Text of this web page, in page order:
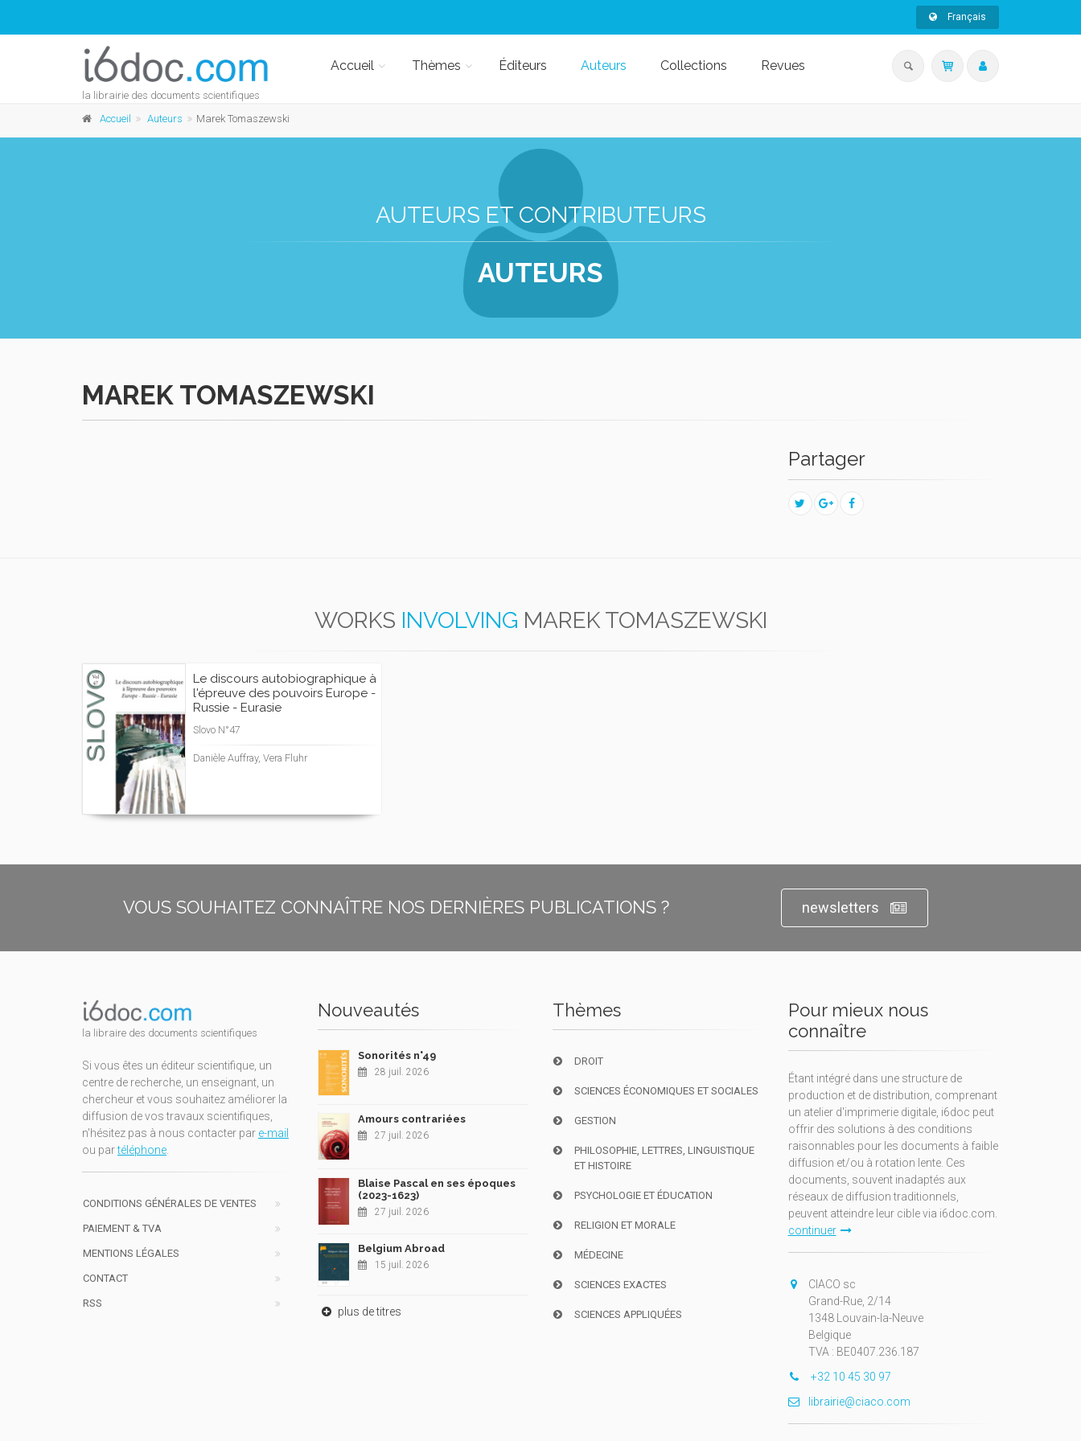
Français
la librairie des documents scientifiques
Accueil Thèmes Éditeurs Auteurs Collections Revues
Accueil Auteurs Marek Tomaszewski
AUTEURS ET CONTRIBUTEURS
AUTEURS
MAREK TOMASZEWSKI
Partager
WORKS INVOLVING MAREK TOMASZEWSKI
Le discours autobiographique à
l'épreuve des pouvoirs Europe -
Russie - Eurasie
Slovo N°47
Danièle Auffray, Vera Fluhr
VOUS SOUHAITEZ CONNAÎTRE NOS DERNIÈRES PUBLICATIONS ? newsletters
la libraire des documents scientifiques
Si vous êtes un éditeur scientifique, un
centre de recherche, un enseignant, un
chercheur et vous souhaitez améliorer la
diffusion de vos travaux scientifiques,
n'hésitez pas à nous contacter par e-mail
ou partéléphone.
CONDITIONS GÉNÉRALES DE VENTES
PAIEMENT & TVA
MENTIONS LÉGALES
CONTACT
RSS
Nouveautés
Sonorités n°49
28 juil. 2026
Amours contrariées
27 juil. 2026
Blaise Pascal en ses époques
(2023-1623)
27 juil. 2026
Belgium Abroad
15 juil. 2026
plus de titres
Thèmes
DROIT
SCIENCES ÉCONOMIQUES ET SOCIALES
GESTION
PHILOSOPHIE, LETTRES, LINGUISTIQUE
ET HISTOIRE
PSYCHOLOGIE ET ÉDUCATION
RELIGION ET MORALE
MÉDECINE
SCIENCES EXACTES
SCIENCES APPLIQUÉES
Pour mieux nous
connaître
Étant intégré dans une structure de
production et de distribution, comprenant
un atelier d'imprimerie digitale, i6doc peut
offrir des solutions à des conditions
raisonnables pour les documents à faible
diffusion et/ou à rotation lente. Ces
documents, souvent inadaptés aux
réseaux de diffusion traditionnels,
peuvent atteindre leur cible via i6doc.com.
continuer
CIACO sc
Grand-Rue, 2/14
1348 Louvain-la-Neuve
Belgique
TVA : BE0407.236.187
+32 10 45 30 97
librairie@ciaco.com